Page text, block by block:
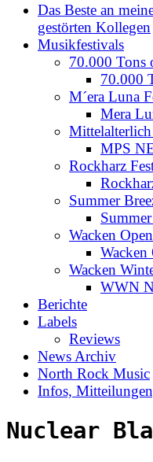
Das Beste an
gestörten Kollegen
Musikfestivals
70.000 Tons
70.000
M´era Luna
Mera
Mittelalterlich
MPS
Rockharz
Summer
Wacken
Wacken
WWN
Berichte
Labels
Reviews
News Archiv
North Rock Music
Infos,
Nuclear